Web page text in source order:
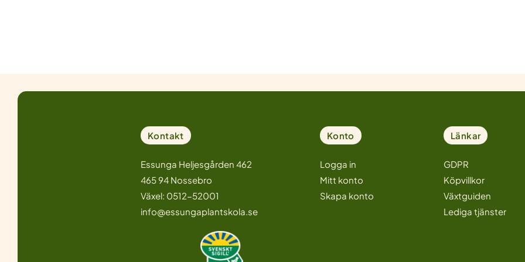
Kontakt
Essunga Heljesgården 462
465 94 Nossebro
Växel: 0512-52001
info@essungaplantskola.se
Konto
Logga in
Mitt konto
Skapa konto
Länkar
GDPR
Köpvillkor
Växtguiden
Lediga tjänster